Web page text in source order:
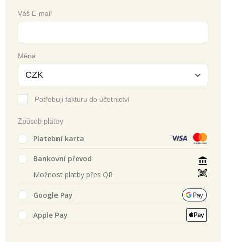
Váš E-mail
Měna
Potřebuji fakturu do účetnictví
Způsob platby
Platební karta
Bankovní převod
Možnost platby přes QR
Google Pay
Apple Pay